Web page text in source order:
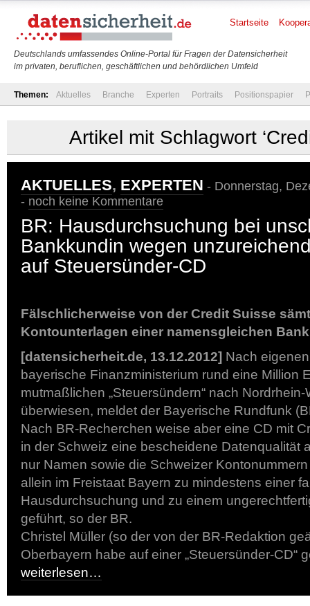
Deutschlands umfassendes Online-Portal für Fragen der Datensicherheit
im privaten, beruflichen, geschäftlichen und behördlichen Umfeld
Startseite
Themen: Aktuelles Branche Experten Portraits Positionspapier
Artikel mit Schlagwort
AKTUELLES, EXPERTEN - Donnerstag,
- noch keine Kommentare
BR: Hausdurchsuchung bei
Bankkundin wegen
auf Steuersünder-CD
Fälschlicherweise von der Credit Suisse
Kontounterlagen einer namensgleichen
[datensicherheit.de, 13.12.2012] Nach
bayerische Finanzministerium rund eine Million
mutmaßlichen „Steuersündern“ nach Nordrhein-
überwiesen, meldet der Bayerische Rundfunk
Nach BR-Recherchen weise aber eine CD mit
in der Schweiz eine bescheidene Datenqualität
nur Namen sowie die Schweizer
allein im Freistaat Bayern zu mindestens einer
Hausdurchsuchung und zu einem
geführt, so der BR.
Christel Müller (so der von der BR-Redaktion
Oberbayern habe auf einer „Steuersünder-CD“
weiterlesen…